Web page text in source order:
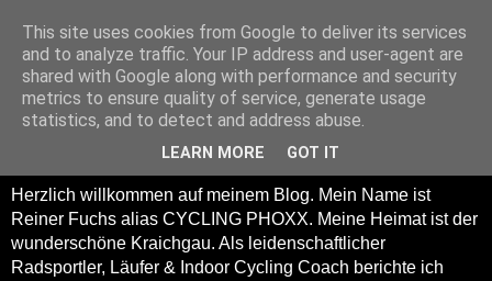
Cycling Phoxx -
Radsportler, Läufer und
Indoor Cycling Coach
Herzlich willkommen auf meinem Blog. Mein Name ist
Reiner Fuchs alias CYCLING PHOXX. Meine Heimat ist der
wunderschöne Kraichgau. Als leidenschaftlicher
Radsportler, Läufer & Indoor Cycling Coach berichte ich
This site uses cookies from Google to deliver its services
and to analyze traffic. Your IP address and user-agent are
shared with Google along with performance and security
metrics to ensure quality of service, generate usage
statistics, and to detect and address abuse.
LEARN MORE GOT IT